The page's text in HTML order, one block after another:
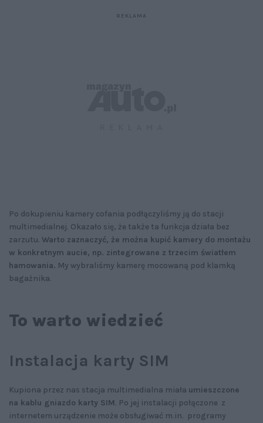
Po dokupieniu kamery cofania podłączyliśmy ją do stacji
multimedialnej. Okazało się, że także ta funkcja działa bez
zarzutu. Warto zaznaczyć, że można kupić kamery do montażu
w konkretnym aucie, np. zintegrowane z trzecim światłem
hamowania. My wybraliśmy kamerę mocowaną pod klamką
bagażnika.
To warto wiedzieć
Instalacja karty SIM
Kupiona przez nas stacja multimedialna miała umieszczone
na kablu gniazdo karty SIM. Po jej instalacji połączone z
internetem urządzenie może obsługiwać m.in. programy